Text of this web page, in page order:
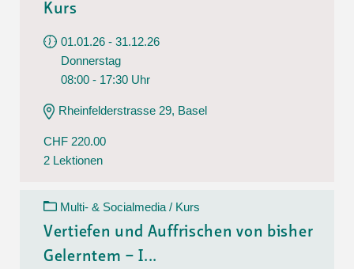
Kurs
01.01.26 - 31.12.26
Donnerstag
08:00 - 17:30 Uhr
Rheinfelderstrasse 29, Basel
CHF 220.00
2 Lektionen
Multi- & Socialmedia / Kurs
Vertiefen und Auffrischen von bisher
Gelerntem – I...